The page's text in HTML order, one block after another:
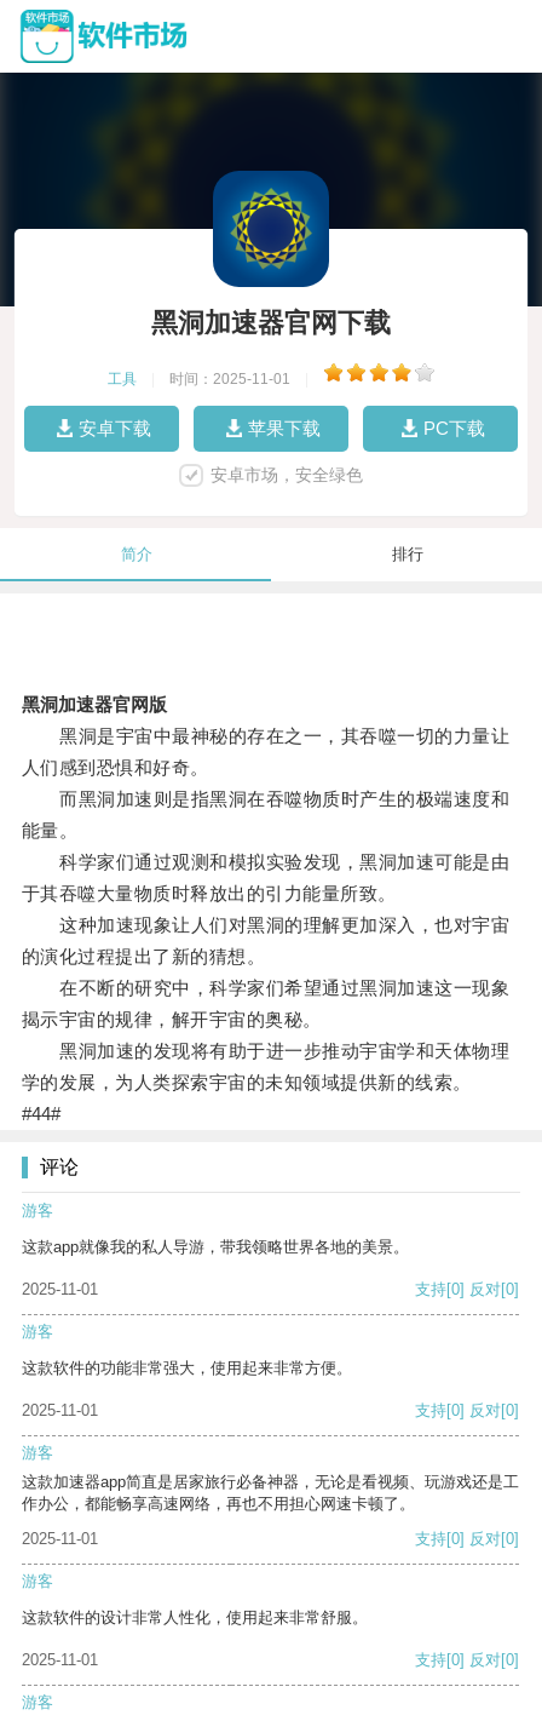
黑洞加速器官网下载
工具 时间：2025-11-01
安卓下载 苹果下载 PC下载
安卓市场，安全绿色
简介 排行
黑洞加速器官网版
黑洞是宇宙中最神秘的存在之一，其吞噬一切的力量让
人们感到恐惧和好奇。
而黑洞加速则是指黑洞在吞噬物质时产生的极端速度和
能量。
科学家们通过观测和模拟实验发现，黑洞加速可能是由
于其吞噬大量物质时释放出的引力能量所致。
这种加速现象让人们对黑洞的理解更加深入，也对宇宙
的演化过程提出了新的猜想。
在不断的研究中，科学家们希望通过黑洞加速这一现象
揭示宇宙的规律，解开宇宙的奥秘。
黑洞加速的发现将有助于进一步推动宇宙学和天体物理
学的发展，为人类探索宇宙的未知领域提供新的线索。
#44#
评论
游客
这款app就像我的私人导游，带我领略世界各地的美景。
2025-11-01 支持[0] 反对[0]
游客
这款软件的功能非常强大，使用起来非常方便。
2025-11-01 支持[0] 反对[0]
游客
这款加速器app简直是居家旅行必备神器，无论是看视频、玩游戏还是工
作办公，都能畅享高速网络，再也不用担心网速卡顿了。
2025-11-01
支持[0] 反对[0]
游客
这款软件的设计非常人性化，使用起来非常舒服。
2025-11-01 支持[0] 反对[0]
游客